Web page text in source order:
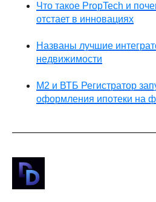
Что такое PropTech и
отстает в инновациях
Названы лучшие
недвижимости
М2 и ВТБ Регистратор
оформления ипотеки на